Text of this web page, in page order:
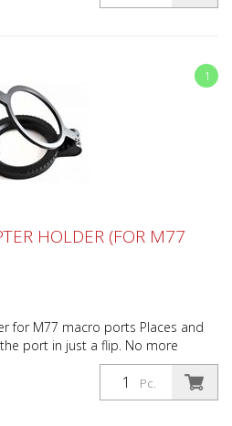
1
au lieu de
355.00
Pc.
HOLDER (FOR M77
for M77 macro ports Places and
port in just a flip. No more
The M67 f...